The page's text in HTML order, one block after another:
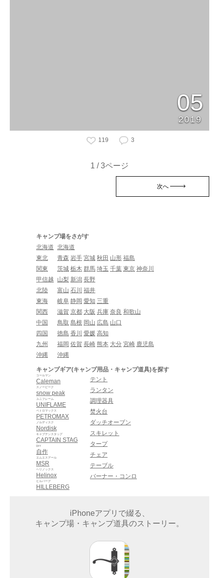
05
2019
119 3
1 / 3ページ
次へ
キャンプ場をさがす
北海道 北海道
東北
青森 岩手 宮城 秋田 山形 福島
関東
茨城 栃木 群馬 埼玉 千葉 東京 神奈川
甲信越
山梨 新潟 長野
北陸
富山 石川 福井
東海
岐阜 静岡 愛知 三重
関西
滋賀 京都 大阪 兵庫 奈良 和歌山
中国
鳥取 島根 岡山 広島 山口
四国
徳島 香川 愛媛 高知
九州
福岡 佐賀 長崎 熊本 大分 宮崎 鹿児島
沖縄
沖縄
キャンプギア(キャンプ用品・キャンプ道具)を探す
Caleman
コールマン
snow peak
スノーピーク
UNIFLAME
ユニフレーム
PETROMAX
ペトロマックス
Nordisk
ノルディスク
CAPTAIN STAG
キャプテンスタッグ
自作
DIY
MSR
エムエスアール
Helinox
ヘリノックス
HILLEBERG
ヒルバーグ
テント
ランタン
調理器具
焚火台
ダッチオーブン
スキレット
タープ
チェア
テーブル
バーナー・コンロ
iPhoneアプリで綴る、
キャンプ場・キャンプ道具のストーリー。